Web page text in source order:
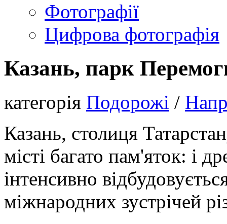
Фотографії
Цифрова фотографія
Казань, парк
категорія Подорожі /
Казань, столиця
місті багато пам'яток: і
інтенсивно
міжнародних зустрічей